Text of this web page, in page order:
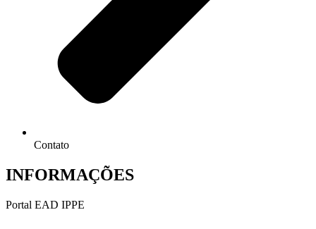
Contato
INFORMAÇÕES
Portal EAD IPPE